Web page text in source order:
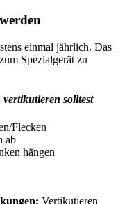
einmal jährlich. Das
Spezialgerät zu
solltest
Flecken
ab
hängen
Vertikutieren